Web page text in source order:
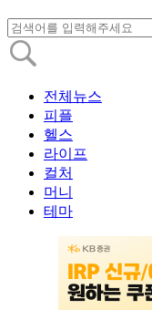
전체뉴스
피플
헬스
라이프
컬처
머니
테마